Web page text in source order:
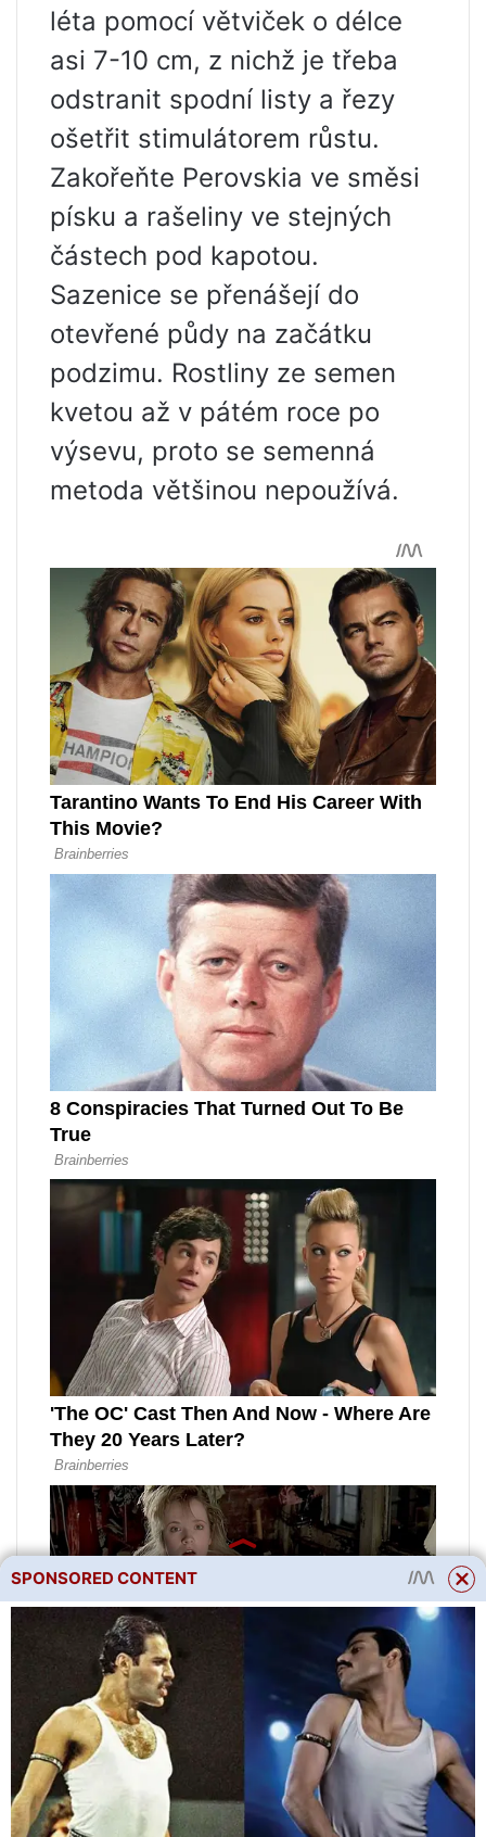
léta pomocí větviček o délce
asi 7-10 cm, z nichž je třeba
odstranit spodní listy a řezy
ošetřit stimulátorem růstu.
Zakořeňte Perovskia ve směsi
písku a rašeliny ve stejných
částech pod kapotou.
Sazenice se přenášejí do
otevřené půdy na začátku
podzimu. Rostliny ze semen
kvetou až v pátém roce po
výsevu, proto se semenná
metoda většinou nepoužívá.
Na fotografii: Perovskia
SPONSORED CONTENT